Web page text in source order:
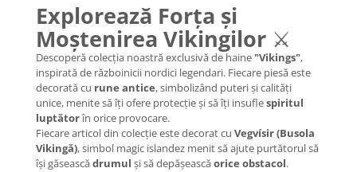
Explorează Forța și
Moștenirea Vikingilor ⚔️
Descoperă colecția noastră exclusivă de haine "Vikings",
inspirată de războinicii nordici legendari. Fiecare piesă este
decorată cu rune antice, simbolizând puteri și calități
unice, menite să îți ofere protecție și să îți insuflespiritul
luptătorîn orice provocare.
Fiecare articol din colecție este decorat cu Vegvísir (Busola
Vikingă), simbol magic islandez menit să ajute purtătorul să
își găseascădrumul și să depășeascăorice obstacol.